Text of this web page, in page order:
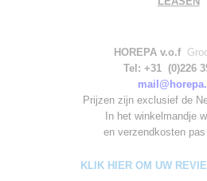
HOREPA v.o.f
Tel: +31 (0)226
Prijzen zijn exclusief de
In het winkelmandje
en verzendkosten
KLIK HIER OM UW